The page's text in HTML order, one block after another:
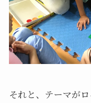
それと、テーマが